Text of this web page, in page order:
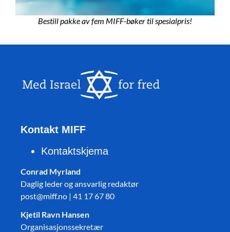
Bestill pakke av fem MIFF-bøker til spesialpris!
Kontakt MIFF
Kontaktskjema
Conrad Myrland
Daglig leder og ansvarlig redaktør
post@miff.no | 41 17 67 80
Kjetil Ravn Hansen
Organisasjonssekretær